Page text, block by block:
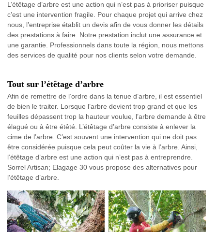
L’étêtage d’arbre est une action qui n’est pas à prioriser puisque
c’est une intervention fragile. Pour chaque projet qui arrive chez
nous, l’entreprise établit un devis afin de vous donner les détails
des prestations à faire. Notre prestation inclut une assurance et
une garantie. Professionnels dans toute la région, nous mettons
des services de qualité pour nos clients selon votre demande.
Tout sur l’étêtage d’arbre
Afin de remettre de l’ordre dans la tenue d’arbre, il est essentiel
de bien le traiter. Lorsque l’arbre devient trop grand et que les
feuilles dépassent trop la hauteur voulue, l’arbre demande à être
élagué ou à être étêté. L’étêtage d’arbre consiste à enlever la
cime de l’arbre. C’est souvent une intervention qui ne doit pas
être considérée puisque cela peut coûter la vie à l’arbre. Ainsi,
l’étêtage d’arbre est une action qui n’est pas à entreprendre.
Sorrel Artisan; Elagage 30 vous propose des alternatives pour
l’étêtage d’arbre.